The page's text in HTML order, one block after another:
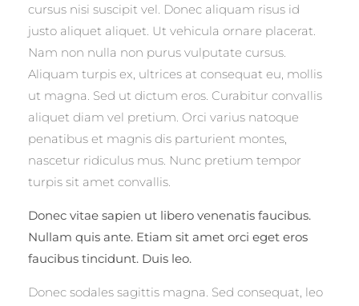
cursus nisi suscipit vel. Donec aliquam risus id
justo aliquet aliquet. Ut vehicula ornare placerat.
Nam non nulla non purus vulputate cursus.
Aliquam turpis ex, ultrices at consequat eu, mollis
ut magna. Sed ut dictum eros. Curabitur convallis
aliquet diam vel pretium. Orci varius natoque
penatibus et magnis dis parturient montes,
nascetur ridiculus mus. Nunc pretium tempor
turpis sit amet convallis.
Donec vitae sapien ut libero venenatis faucibus.
Nullam quis ante. Etiam sit amet orci eget eros
faucibus tincidunt. Duis leo.
Donec sodales sagittis magna. Sed consequat, leo